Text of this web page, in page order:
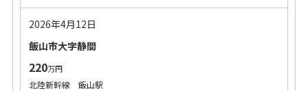
2026年4月12日
飯山市大字静間
220万円
北陸新幹線 飯山駅